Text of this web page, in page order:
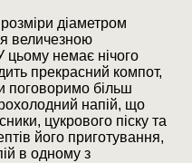
діаметром
величезною
цьому немає нічого
прекрасний компот,
поговоримо більш
напій, що
цукрового піску та
його приготування,
в одному з